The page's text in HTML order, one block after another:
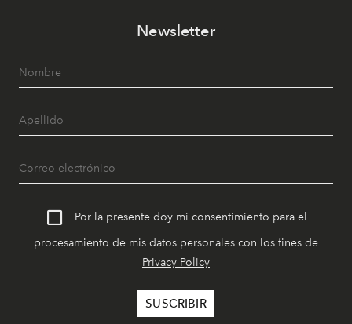
Newsletter
Por la presente doy mi consentimiento para el
procesamiento de mis datos personales con los fines de
Privacy Policy